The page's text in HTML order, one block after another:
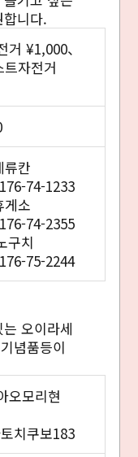
니다.
¥1,000、
자전거
류칸
74-1233
게소
74-2355
구치
75-2244
오이라세
념품등이
오모리현
치쿠보183
유